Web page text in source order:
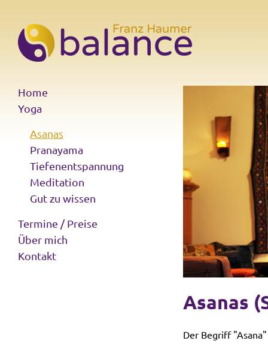
Home
Yoga
Asanas
Pranayama
Tiefenentspannung
Meditation
Gut zu wissen
Termine / Preise
Über mich
Kontakt
Asanas
Der Begriff